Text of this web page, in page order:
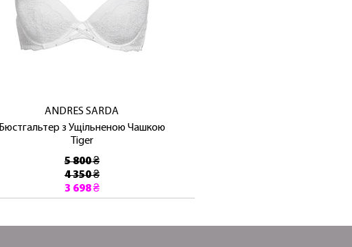
ANDRES SARDA
Бюстгальтер з Ущільненою Чашкою
Tiger
5 800 ₴
4 350 ₴
3 698 ₴
НАС ПРИВІТНИЙ БОНУС - ЗНИЖКУ НА ПЕРШЕ ПОКУПКУ